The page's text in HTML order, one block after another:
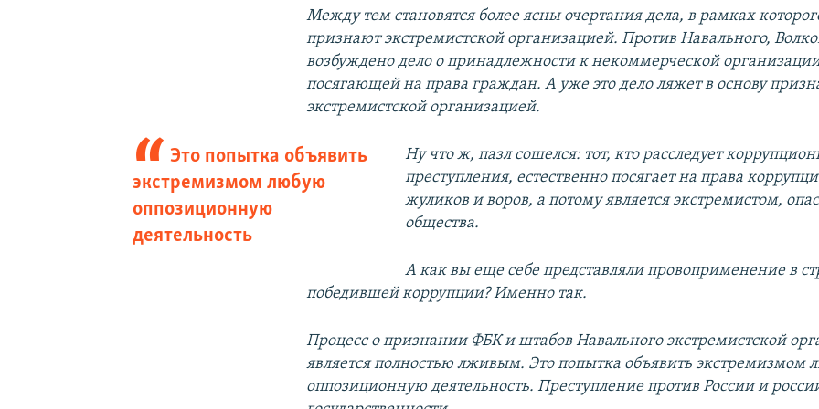
Между тем становятся более ясны очертания дела, в рамках
признают экстремистской организацией. Против Навального,
возбуждено дело о принадлежности к некоммерческой
посягающей на права граждан. А уже это дело ляжет в основу
экстремистской организацией.
Это попытка объявить
экстремизмом любую
оппозиционную
деятельность
Ну что ж, пазл сошелся: тот, кто расследует
преступления, естественно посягает на права
жуликов и воров, а потому является экстремистом,
общества.
А как вы еще себе представляли провоприменение в
победившей коррупции? Именно так.
Процесс о признании ФБК и штабов Навального экстремистской
является полностью лживым. Это попытка объявить экстремизмом
оппозиционную деятельность. Преступление против России и